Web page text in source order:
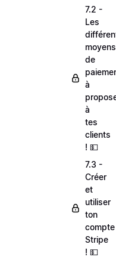
7.2 -
Les
moyens
de
à
à
tes
clients
! 💵
7.3 -
Créer
et
utiliser
ton
compte
Stripe
! 💵